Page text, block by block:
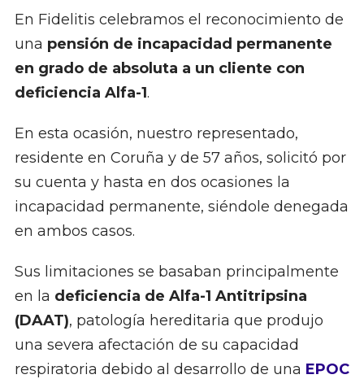
En Fidelitis celebramos el reconocimiento de
una pensión de incapacidad permanente
en grado de absoluta a un cliente con
deficiencia Alfa-1.
En esta ocasión, nuestro representado,
residente en Coruña y de 57 años, solicitó por
su cuenta y hasta en dos ocasiones la
incapacidad permanente, siéndole denegada
en ambos casos.
Sus limitaciones se basaban principalmente
en la deficiencia de Alfa-1 Antitripsina
(DAAT), patología hereditaria que produjo
una severa afectación de su capacidad
respiratoria debido al desarrollo de una EPOC